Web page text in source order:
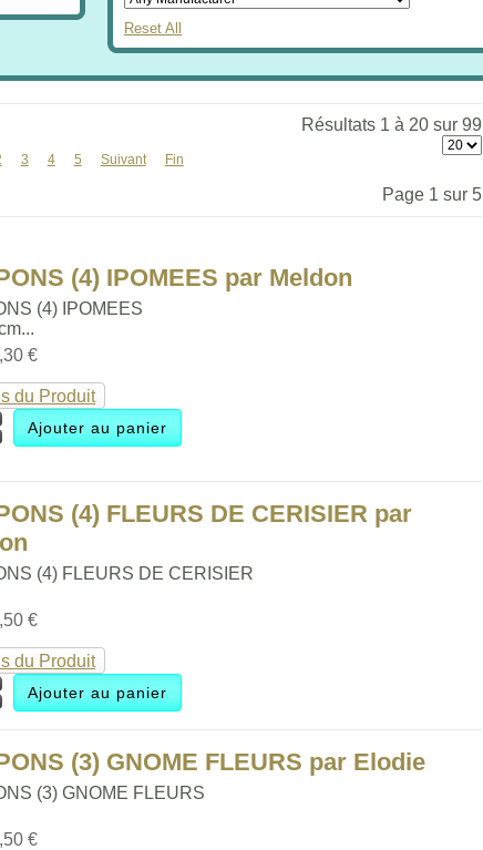
Reset All
Résultats 1 à 20 sur 99
3 4 5 Suivant Fin
Page 1 sur 5
(4) IPOMEES par Meldon
(4) IPOMEES
€
du Produit
(4) FLEURS DE CERISIER par
(4) FLEURS DE CERISIER
€
du Produit
(3) GNOME FLEURS par Elodie
(3) GNOME FLEURS
€